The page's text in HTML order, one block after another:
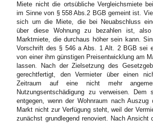
Miete nicht die ortsübliche Vergleichsmiete
im Sinne von § 558 Abs.2 BGB gemeint ist.
sich um die Miete, die bei Neuabschluss
über diese Wohnung zu bezahlen ist, also
Marktmiete, die durchaus höher sein kann.
Vorschrift des § 546 a Abs. 1 Alt. 2 BGB sei
von einer ihm günstigen Preisentwicklung am
lassen. Nach der Zielsetzung des
gerechtfertigt, den Vermieter über einen
Zeitraum auf eine nicht mehr
Nutzungsentschädigung zu verweisen. Dem
entgegen, wenn der Wohnraum nach Auszug
Markt nicht zur Verfügung steht, weil der
zunächst grundlegend renoviert. Nach Ansicht